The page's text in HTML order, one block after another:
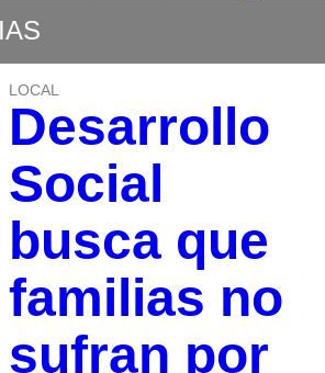
LOCAL
Desarrollo
Social
busca que
familias no
sufran por